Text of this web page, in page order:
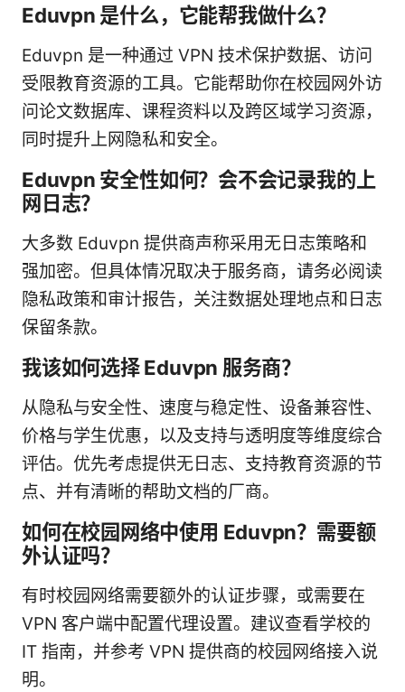
Eduvpn 是什么，它能帮我做什么？
Eduvpn 是一种通过 VPN 技术保护数据、访问
受限教育资源的工具。它能帮助你在校园网外访
问论文数据库、课程资料以及跨区域学习资源，
同时提升上网隐私和安全。
Eduvpn 安全性如何？会不会记录我的上
网日志？
大多数 Eduvpn 提供商声称采用无日志策略和
强加密。但具体情况取决于服务商，请务必阅读
隐私政策和审计报告，关注数据处理地点和日志
保留条款。
我该如何选择 Eduvpn 服务商？
从隐私与安全性、速度与稳定性、设备兼容性、
价格与学生优惠，以及支持与透明度等维度综合
评估。优先考虑提供无日志、支持教育资源的节
点、并有清晰的帮助文档的厂商。
如何在校园网络中使用 Eduvpn？需要额
外认证吗？
有时校园网络需要额外的认证步骤，或需要在
VPN 客户端中配置代理设置。建议查看学校的
IT 指南，并参考 VPN 提供商的校园网络接入说
明。